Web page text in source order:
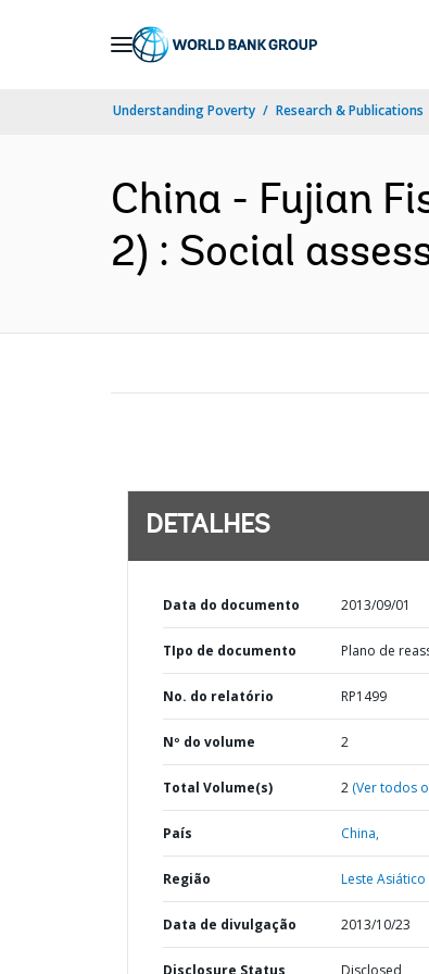
Understanding Poverty Research & Publications
China - Fujian
2) : Social
DETALHES
Data do documento 2013/09/01
TIpo de documento Plano de
No. do relatório RP1499
Nº do volume 2
Total Volume(s) 2 (Ver todos
País China,
Região Leste
Data de divulgação 2013/10/23
Disclosure Status Disclosed